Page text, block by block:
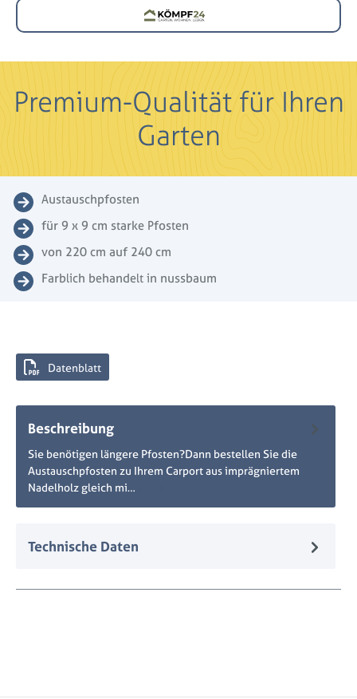
Premium-Qualität für Ihren
Garten
Austauschpfosten
für 9 x 9 cm starke Pfosten
von 220 cm auf 240 cm
Farblich behandelt in nussbaum
Beschreibung
Sie benötigen längere Pfosten?Dann bestellen Sie die
Austauschpfosten zu Ihrem Carport aus imprägniertem
Nadelholz gleich mi…
Technische Daten
Datenblatt